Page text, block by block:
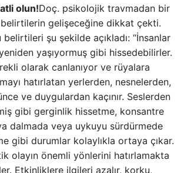
olun!Doç. psikolojik travmadan bir
belirtilerin gelişeceğine dikkat çekti.
belirtileri şu şekilde açıkladı: “İnsanlar
yaşıyormuş gibi hissedebilirler.
olarak canlanıyor ve rüyalara
hatırlatan yerlerden, nesnelerden,
ve duygulardan kaçınır. Seslerden
gibi gerginlik hissetme, konsantre
dalmada veya uykuyu sürdürmede
gibi durumlar kolaylıkla ortaya çıkar.
olayın önemli yönlerini hatırlamakta
Etkinliklere ilgileri azalır, korku,